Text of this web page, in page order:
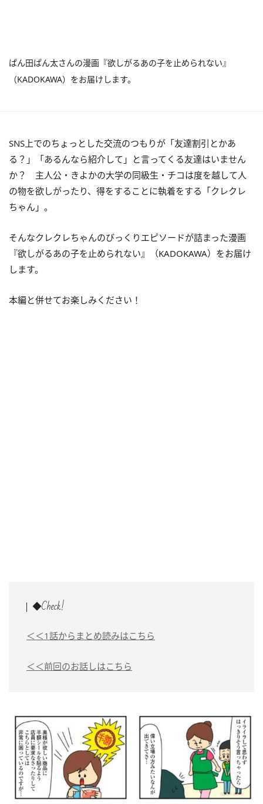
ぱん田ぱん太さんの漫画『欲しがるあの子を止められない』
（KADOKAWA）をお届けします。
SNS上でのちょっとした交流のつもりが「友達割引とかあ
る？」「あるんなら紹介して」と言ってくる友達はいません
か？ 主人公・きよかの大学の同級生・チコは度を越して人
の物を欲しがったり、得をすることに執着をする「クレクレ
ちゃん」。
そんなクレクレちゃんのびっくりエピソードが詰まった漫画
『欲しがるあの子を止められない』（KADOKAWA）をお届け
します。
本編と併せてお楽しみください！
◆Check!
＜＜1話からまとめ読みはこちら
＜＜前回のお話しはこちら